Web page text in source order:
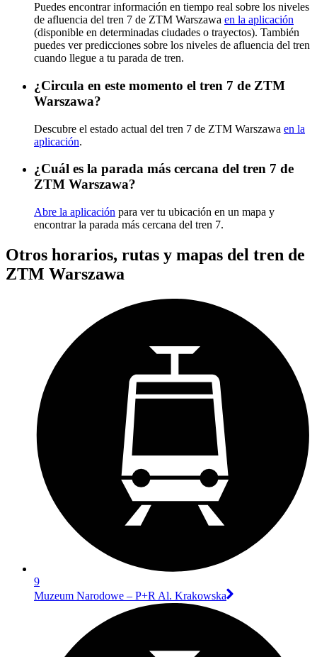
Puedes encontrar información en tiempo real sobre los niveles
de afluencia del tren 7 de ZTM Warszawa en la aplicación
(disponible en determinadas ciudades o trayectos). También
puedes ver predicciones sobre los niveles de afluencia del tren
cuando llegue a tu parada de tren.
¿Circula en este momento el tren 7 de ZTM
Warszawa?
Descubre el estado actual del tren 7 de ZTM Warszawa en la
aplicación.
¿Cuál es la parada más cercana del tren 7 de
ZTM Warszawa?
Abre la aplicación para ver tu ubicación en un mapa y
encontrar la parada más cercana del tren 7.
Otros horarios, rutas y mapas del tren de
ZTM Warszawa
9
Muzeum Narodowe – P+R Al. Krakowska